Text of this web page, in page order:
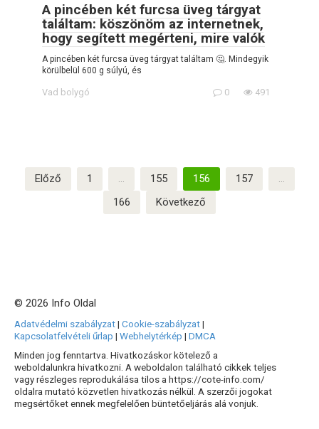
A pincében két furcsa üveg tárgyat
találtam: köszönöm az internetnek,
hogy segített megérteni, mire valók
A pincében két furcsa üveg tárgyat találtam 🤔. Mindegyik
körülbelül 600 g súlyú, és
Vad bolygó 0 491
Bejegyzések
lapozása
Előző 1 … 155 156 157
…
166
Következő
© 2026 Info Oldal
Adatvédelmi szabályzat| Cookie-szabályzat|
Kapcsolatfelvételi űrlap | Webhelytérkép | DMCA
Minden jog fenntartva. Hivatkozáskor kötelező a
weboldalunkra hivatkozni. A weboldalon található cikkek teljes
vagy részleges reprodukálása tilos a https://cote-info.com/
oldalra mutató közvetlen hivatkozás nélkül. A szerzői jogokat
megsértőket ennek megfelelően büntetőeljárás alá vonjuk.